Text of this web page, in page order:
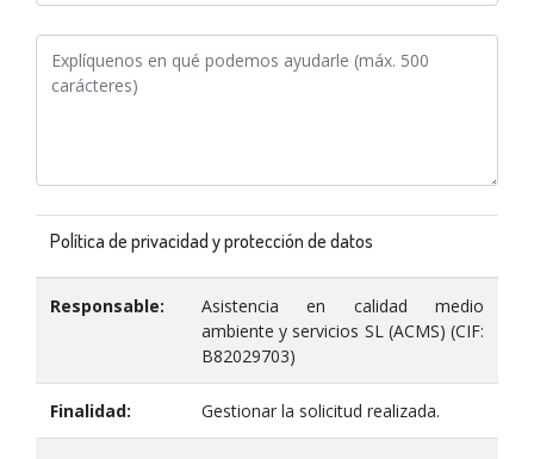
Política de privacidad y protección de datos
Responsable:
Asistencia en calidad medio
ambiente y servicios SL (ACMS) (CIF:
B82029703)
Finalidad: Gestionar la solicitud realizada.